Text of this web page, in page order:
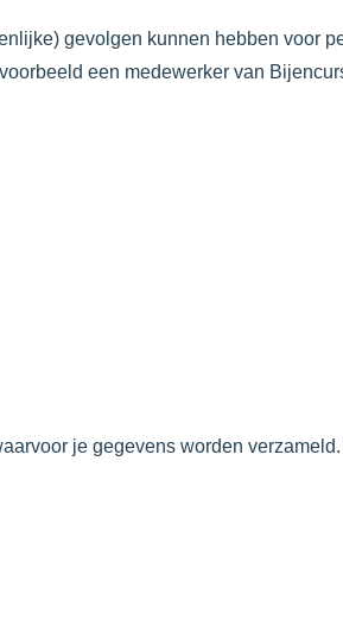
gevolgen kunnen hebben voor
een medewerker van
je gegevens worden